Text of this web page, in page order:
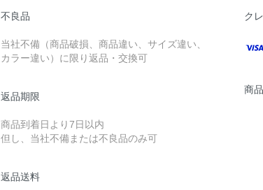
不良品
当社不備（商品破損、商品違い、サイズ違い、
カラー違い）に限り返品・交換可
返品期限
商品到着日より7日以内
但し、当社不備または不良品のみ可
返品送料
ク
商